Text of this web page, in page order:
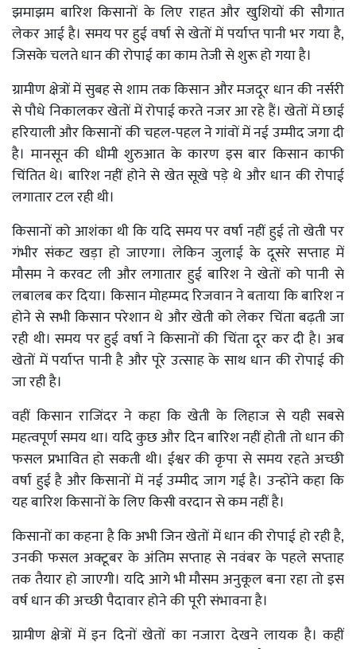
झमाझम बारिश किसानों के लिए राहत और खुशियों की सौगात
लेकर आई है। समय पर हुई वर्षा से खेतों में पर्याप्त पानी भर गया है,
जिसके चलते धान की रोपाई का काम तेजी से शुरू हो गया है।
ग्रामीण क्षेत्रों में सुबह से शाम तक किसान और मजदूर धान की नर्सरी
से पौधे निकालकर खेतों में रोपाई करते नजर आ रहे हैं। खेतों में छाई
हरियाली और किसानों की चहल-पहल ने गांवों में नई उम्मीद जगा दी
है। मानसून की धीमी शुरुआत के कारण इस बार किसान काफी
चिंतित थे। बारिश नहीं होने से खेत सूखे पड़े थे और धान की रोपाई
लगातार टल रही थी।
किसानों को आशंका थी कि यदि समय पर वर्षा नहीं हुई तो खेती पर
गंभीर संकट खड़ा हो जाएगा। लेकिन जुलाई के दूसरे सप्ताह में
मौसम ने करवट ली और लगातार हुई बारिश ने खेतों को पानी से
लबालब कर दिया। किसान मोहम्मद रिजवान ने बताया कि बारिश न
होने से सभी किसान परेशान थे और खेती को लेकर चिंता बढ़ती जा
रही थी। समय पर हुई वर्षा ने किसानों की चिंता दूर कर दी है। अब
खेतों में पर्याप्त पानी है और पूरे उत्साह के साथ धान की रोपाई की
जा रही है।
वहीं किसान राजिंदर ने कहा कि खेती के लिहाज से यही सबसे
महत्वपूर्ण समय था। यदि कुछ और दिन बारिश नहीं होती तो धान की
फसल प्रभावित हो सकती थी। ईश्वर की कृपा से समय रहते अच्छी
वर्षा हुई है और किसानों में नई उम्मीद जाग गई है। उन्होंने कहा कि
यह बारिश किसानों के लिए किसी वरदान से कम नहीं है।
किसानों का कहना है कि अभी जिन खेतों में धान की रोपाई हो रही है,
उनकी फसल अक्टूबर के अंतिम सप्ताह से नवंबर के पहले सप्ताह
तक तैयार हो जाएगी। यदि आगे भी मौसम अनुकूल बना रहा तो इस
वर्ष धान की अच्छी पैदावार होने की पूरी संभावना है।
ग्रामीण क्षेत्रों में इन दिनों खेतों का नजारा देखने लायक है। कहीं